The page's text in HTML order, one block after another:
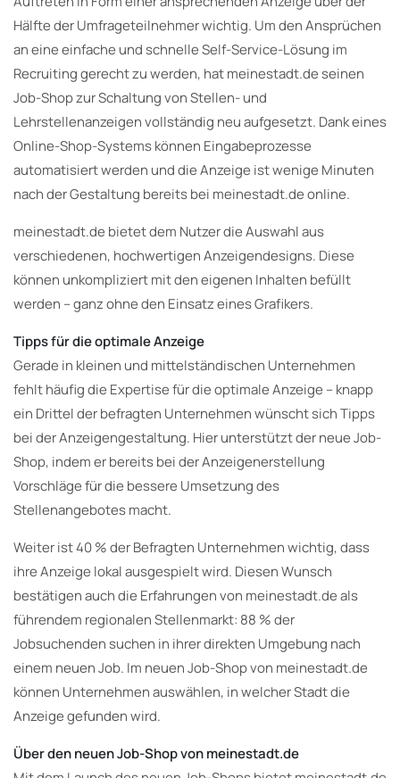
Hälfte der Umfrageteilnehmer wichtig. Um den Ansprüchen
an eine einfache und schnelle Self-Service-Lösung im
Recruiting gerecht zu werden, hat meinestadt.de seinen
Job-Shop zur Schaltung von Stellen- und
Lehrstellenanzeigen vollständig neu aufgesetzt. Dank eines
Online-Shop-Systems können Eingabeprozesse
automatisiert werden und die Anzeige ist wenige Minuten
nach der Gestaltung bereits bei meinestadt.de online.
meinestadt.de bietet dem Nutzer die Auswahl aus
verschiedenen, hochwertigen Anzeigendesigns. Diese
können unkompliziert mit den eigenen Inhalten befüllt
werden – ganz ohne den Einsatz eines Grafikers.
Tipps für die optimale Anzeige
Gerade in kleinen und mittelständischen Unternehmen
fehlt häufig die Expertise für die optimale Anzeige – knapp
ein Drittel der befragten Unternehmen wünscht sich Tipps
bei der Anzeigengestaltung. Hier unterstützt der neue Job-
Shop, indem er bereits bei der Anzeigenerstellung
Vorschläge für die bessere Umsetzung des
Stellenangebotes macht.
Weiter ist 40 % der Befragten Unternehmen wichtig, dass
ihre Anzeige lokal ausgespielt wird. Diesen Wunsch
bestätigen auch die Erfahrungen von meinestadt.de als
führendem regionalen Stellenmarkt: 88 % der
Jobsuchenden suchen in ihrer direkten Umgebung nach
einem neuen Job. Im neuen Job-Shop von meinestadt.de
können Unternehmen auswählen, in welcher Stadt die
Anzeige gefunden wird.
Über den neuen Job-Shop von meinestadt.de